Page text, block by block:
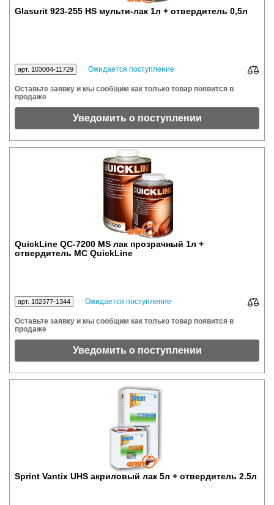
Glasurit 923-255 HS мульти-лак 1л + отвердитель 0,5л
арт. 103084-11729 Ожидается поступление
Оставьте заявку и мы сообщим как только товар появится в
продаже
Уведомить о поступлении
QuickLine QC-7200 MS лак прозрачный 1л +
отвердитель MC QuickLine
арт. 102377-1344 Ожидается поступление
Оставьте заявку и мы сообщим как только товар появится в
продаже
Уведомить о поступлении
Sprint Vantix UHS акриловый лак 5л + отвердитель 2.5л